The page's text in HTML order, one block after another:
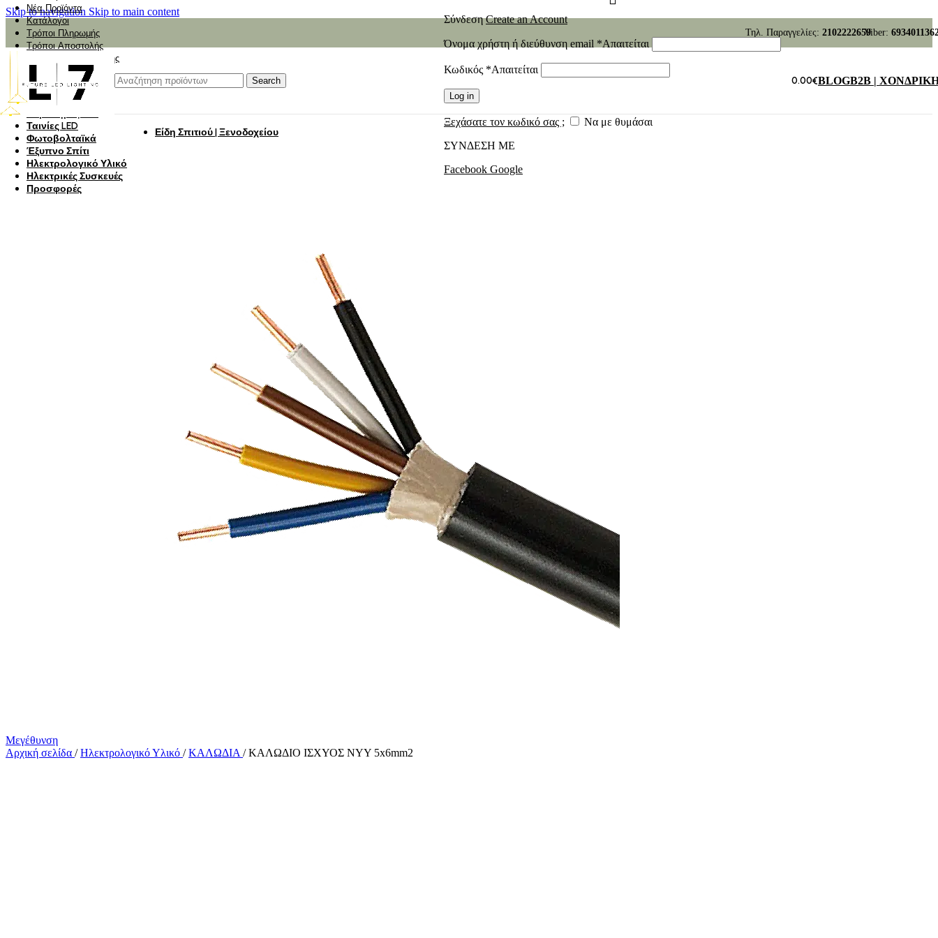
Skip to navigation Skip to main content
Νέα Προϊόντα
Κατάλογοι
Τρόποι Πληρωμής
Τρόποι Αποστολής
Αναζήτηση Αποστολής
Αξιολόγηση
Τηλ. Παραγγελίες: 2102222659Viber:
Search
ΣύνδεσηCreate an Account
Όνομα χρήστη ή διεύθυνση email *Απαιτείται
Κωδικός *Απαιτείται
Log in
Ξεχάσατε τον κωδικό σας ;
Να με θυμάσαι
ΣΥΝΔΕΣΗ ΜΕ
Facebook Google
0.00€BLOGB2B |
Φωτιστικά
Φωτιστικά Κήπου
Πάνελ Οροφής
Ταινίες LED
Φωτοβολταϊκά
Έξυπνο Σπίτι
Ηλεκτρολογικό Υλικό
Ηλεκτρικές Συσκευές
Προσφορές
Είδη Σπιτιού | Ξενοδοχείου
Μεγέθυνση
Αρχική σελίδα / Ηλεκτρολογικό Υλικό / ΚΑΛΩΔΙΑ / ΚΑΛΩΔΙΟ ΙΣΧΥΟΣ NYY 5x6mm2